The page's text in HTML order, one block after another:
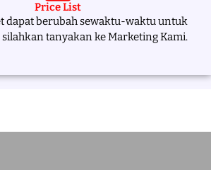
Price List
dapat berubah sewaktu-waktu untuk
tanyakan ke Marketing Kami.